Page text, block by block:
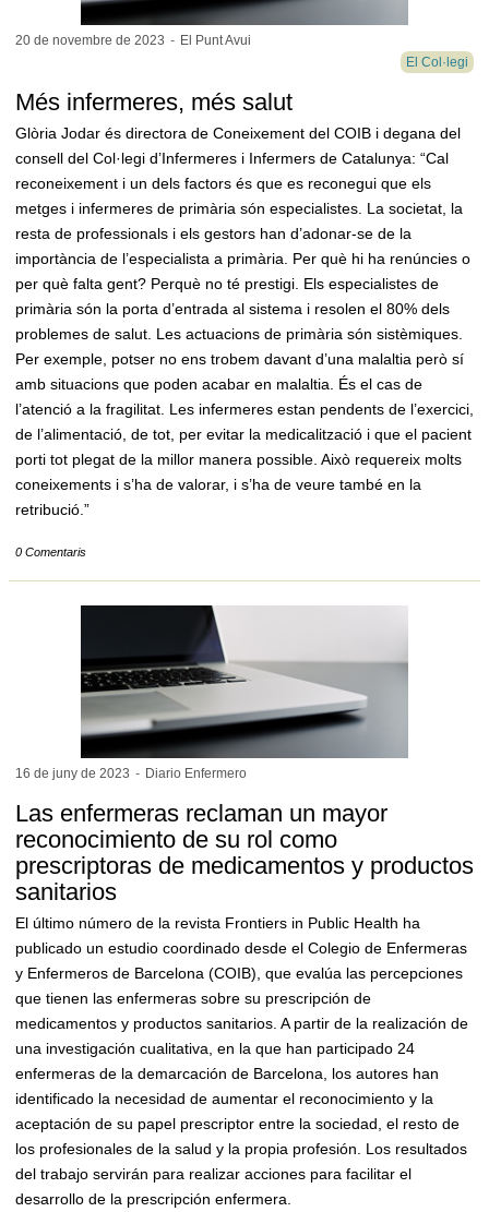
20 de novembre de 2023 - El Punt Avui
El Col·legi
Més infermeres, més salut
Glòria Jodar és directora de Coneixement del COIB i degana del
consell del Col·legi d’Infermeres i Infermers de Catalunya: “Cal
reconeixement i un dels factors és que es reconegui que els
metges i infermeres de primària són especialistes. La societat, la
resta de professionals i els gestors han d’adonar-se de la
importància de l’especialista a primària. Per què hi ha renúncies o
per què falta gent? Perquè no té prestigi. Els especialistes de
primària són la porta d’entrada al sistema i resolen el 80% dels
problemes de salut. Les actuacions de primària són sistèmiques.
Per exemple, potser no ens trobem davant d’una malaltia però sí
amb situacions que poden acabar en malaltia. És el cas de
l’atenció a la fragilitat. Les infermeres estan pendents de l’exercici,
de l’alimentació, de tot, per evitar la medicalització i que el pacient
porti tot plegat de la millor manera possible. Això requereix molts
coneixements i s’ha de valorar, i s’ha de veure també en la
retribució.”
0 Comentaris
16 de juny de 2023 - Diario Enfermero
Las enfermeras reclaman un mayor
reconocimiento de su rol como
prescriptoras de medicamentos y productos
sanitarios
El último número de la revista Frontiers in Public Health ha
publicado un estudio coordinado desde el Colegio de Enfermeras
y Enfermeros de Barcelona (COIB), que evalúa las percepciones
que tienen las enfermeras sobre su prescripción de
medicamentos y productos sanitarios. A partir de la realización de
una investigación cualitativa, en la que han participado 24
enfermeras de la demarcación de Barcelona, los autores han
identificado la necesidad de aumentar el reconocimiento y la
aceptación de su papel prescriptor entre la sociedad, el resto de
los profesionales de la salud y la propia profesión. Los resultados
del trabajo servirán para realizar acciones para facilitar el
desarrollo de la prescripción enfermera.